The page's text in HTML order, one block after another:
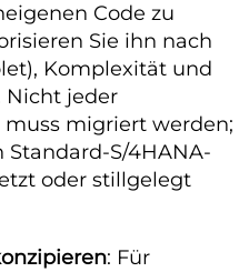
Code zu
Sie ihn nach
Komplexität und
Nicht jeder
migriert werden;
S/4HANA-
oder stillgelegt
: Für